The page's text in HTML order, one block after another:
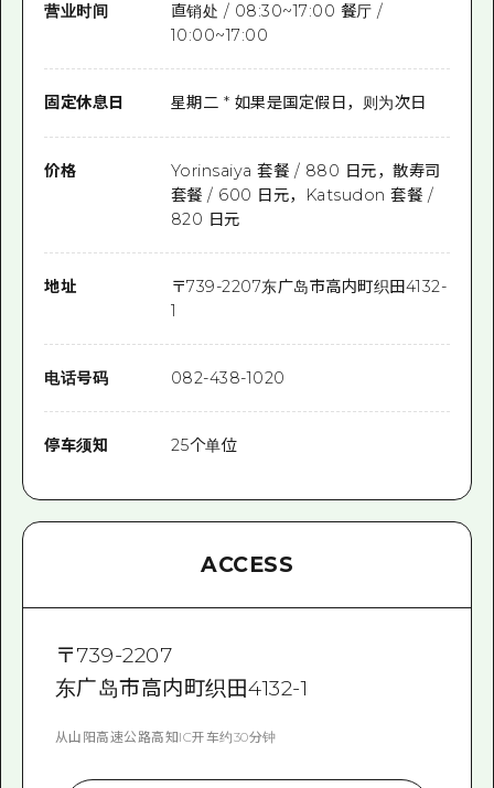
营业时间
直销处 / 08:30~17:00 餐厅 /
10:00~17:00
固定休息日 星期二 * 如果是国定假日，则为次日
价格
Yorinsaiya 套餐 / 880 日元，散寿司
套餐 / 600 日元，Katsudon 套餐 /
820 日元
地址 〒739-2207东广岛市高内町织田4132-
1
电话号码 082-438-1020
停车须知 25个单位
ACCESS
〒739-2207
东广岛市高内町织田4132-1
从山阳高速公路高知IC开车约30分钟